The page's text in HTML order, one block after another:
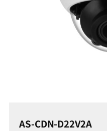
AS-CDN-D22V2A